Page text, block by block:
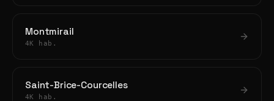
Montmirail
4K hab.
Saint-Brice-Courcelles
4K hab.